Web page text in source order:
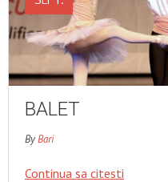
BALET
ByBari
Continua sa citesti